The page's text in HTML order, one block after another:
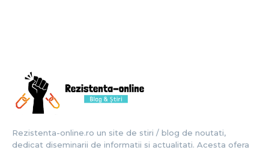
Rezistenta-online.ro un site de stiri / blog de noutati,
dedicat diseminarii de informatii si actualitati. Acesta ofera